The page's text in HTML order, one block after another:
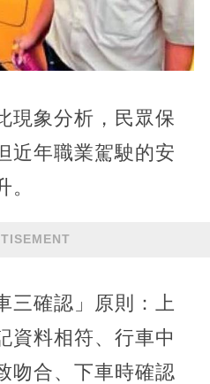
現象分析，民眾保
近年職業駕駛的安
三確認」原則：上
資料相符、行車中
吻合、下車時確認